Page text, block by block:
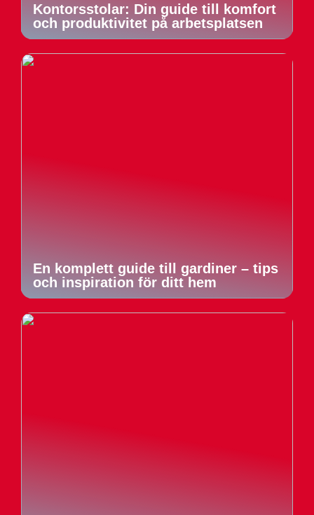
Kontorsstolar: Din guide till komfort
och produktivitet på arbetsplatsen
En komplett guide till gardiner – tips
och inspiration för ditt hem